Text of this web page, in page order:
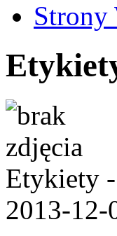
Etykiety
2013-12-